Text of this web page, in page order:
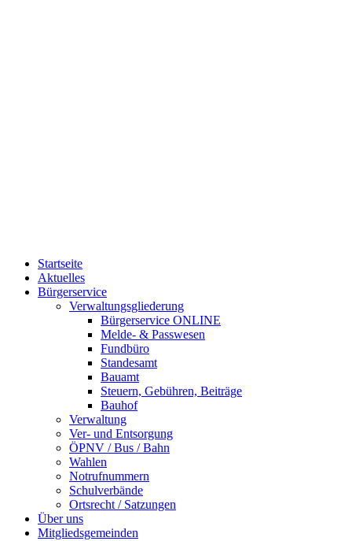
Startseite
Aktuelles
Bürgerservice
Verwaltungsgliederung
Bürgerservice ONLINE
Melde- & Passwesen
Fundbüro
Standesamt
Bauamt
Steuern, Gebühren, Beiträge
Bauhof
Verwaltung
Ver- und Entsorgung
ÖPNV / Bus / Bahn
Wahlen
Notrufnummern
Schulverbände
Ortsrecht / Satzungen
Über uns
Mitgliedsgemeinden